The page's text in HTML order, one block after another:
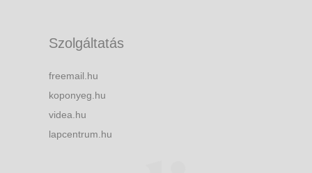
Szolgáltatás
freemail.hu
koponyeg.hu
videa.hu
lapcentrum.hu